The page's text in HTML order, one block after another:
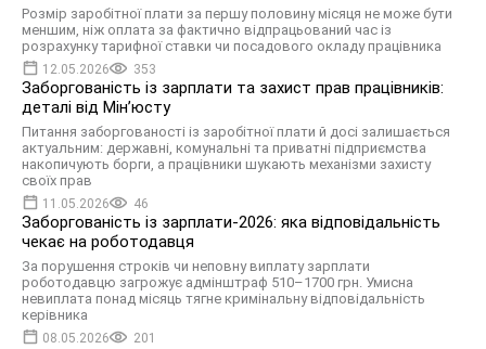
Розмір заробітної плати за першу половину місяця не може бути
меншим, ніж оплата за фактично відпрацьований час із
розрахунку тарифної ставки чи посадового окладу працівника
12.05.2026 353
Заборгованість із зарплати та захист прав працівників:
деталі від Мінʼюсту
Питання заборгованості із заробітної плати й досі залишається
актуальним: державні, комунальні та приватні підприємства
накопичують борги, а працівники шукають механізми захисту
своїх прав
11.05.2026 46
Заборгованість із зарплати-2026: яка відповідальність
чекає на роботодавця
За порушення строків чи неповну виплату зарплати
роботодавцю загрожує адмінштраф 510–1700 грн. Умисна
невиплата понад місяць тягне кримінальну відповідальність
керівника
08.05.2026 201